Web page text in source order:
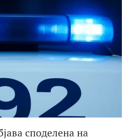
споделена на